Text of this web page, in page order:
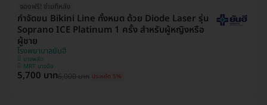
จองฟรี! จ่ายทีหลัง
กำจัดขน Bikini Line ทั้งหมด ด้วย Diode Laser รุ่น
Soprano ICE Platinum 1 ครั้ง สำหรับผู้หญิงหรือ
ผู้ชาย
โรงพยาบาลยันฮี
บางพลัด
MRT บางอ้อ
5,700 บาท6,000 บาท ประหยัด 5%